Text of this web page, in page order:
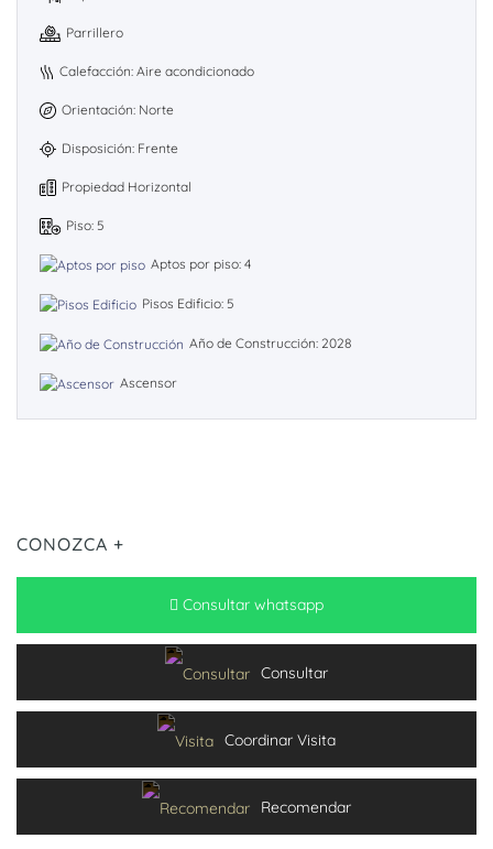
Parrillero
Calefacción: Aire acondicionado
Orientación: Norte
Disposición: Frente
Propiedad Horizontal
Piso: 5
Aptos por piso: 4
Pisos Edificio: 5
Año de Construcción: 2028
Ascensor
CONOZCA +
Consultar whatsapp
Consultar
Coordinar Visita
Recomendar